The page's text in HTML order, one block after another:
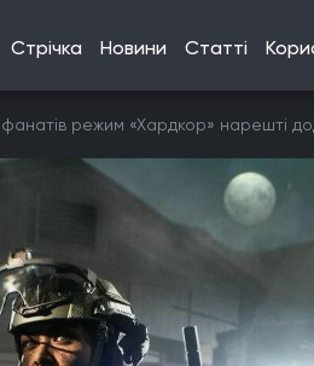
Стрічка Новини Статті
режим «Хардкор» нарешті